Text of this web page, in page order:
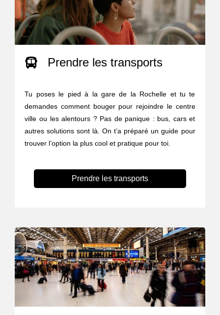
Prendre les transports
Tu poses le pied à la gare de la Rochelle et tu te
demandes comment bouger pour rejoindre le centre
ville ou les alentours ? Pas de panique : bus, cars et
autres solutions sont là. On t’a préparé un guide pour
trouver l’option la plus cool et pratique pour toi.
Prendre les transports